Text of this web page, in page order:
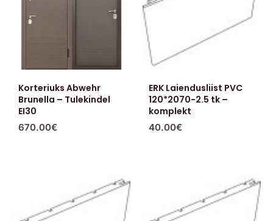
Korteriuks Abwehr
Brunella – Tulekindel
EI30
670.00€
ERK Laiendusliist PVC
120*2070-2.5 tk –
komplekt
40.00€